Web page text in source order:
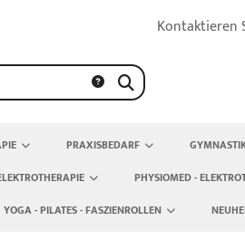
Kontaktieren
PRAXISBEDARF
PHYSIOMED -
YOGA - PILATES - FASZIENROLLEN